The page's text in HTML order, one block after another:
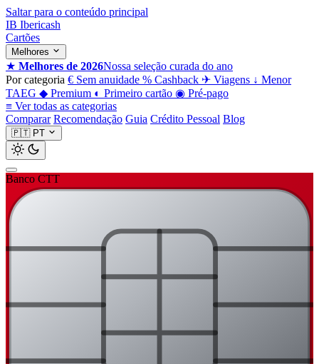
Saltar para o conteúdo principal
IB Ibericash
Cartões
Melhores
★ Melhores de 2026Nossa seleção curada do ano
Por categoria € Sem anuidade % Cashback ✈ Viagens ↓ Menor
TAEG ◆ Premium ◐ Primeiro cartão ◉ Pré-pago
≡ Ver todas as categorias
Comparar Recomendação Guia Crédito Pessoal Blog
🇵🇹 PT
Banco CTT